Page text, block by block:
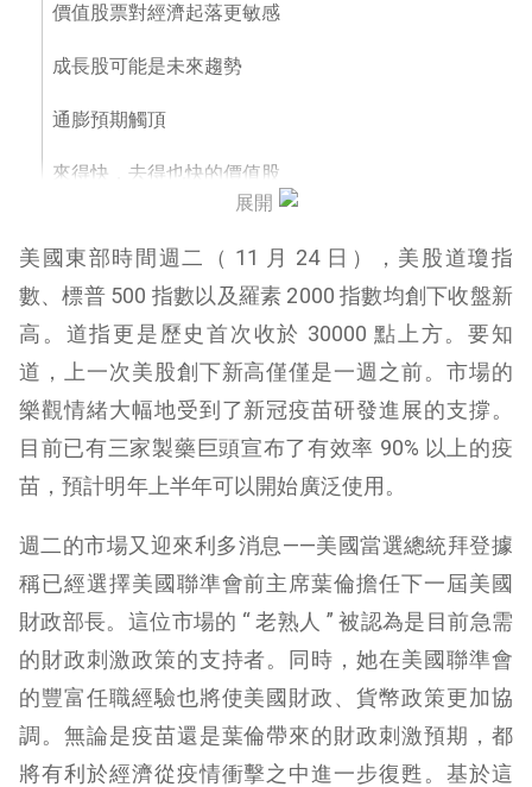
價值股票對經濟起落更敏感
成長股可能是未來趨勢
通膨預期觸頂
來得快，去得也快的價值股
展開
美國東部時間週二（ 11 月 24 日），美股道瓊指
數、標普 500 指數以及羅素 2000 指數均創下收盤新
高。道指更是歷史首次收於 30000 點上方。要知
道，上一次美股創下新高僅僅是一週之前。市場的
樂觀情緒大幅地受到了新冠疫苗研發進展的支撐。
目前已有三家製藥巨頭宣布了有效率 90% 以上的疫
苗，預計明年上半年可以開始廣泛使用。
週二的市場又迎來利多消息——美國當選總統拜登據
稱已經選擇美國聯準會前主席葉倫擔任下一屆美國
財政部長。這位市場的 “ 老熟人 ” 被認為是目前急需
的財政刺激政策的支持者。同時，她在美國聯準會
的豐富任職經驗也將使美國財政、貨幣政策更加協
調。無論是疫苗還是葉倫帶來的財政刺激預期，都
將有利於經濟從疫情衝擊之中進一步復甦。基於這